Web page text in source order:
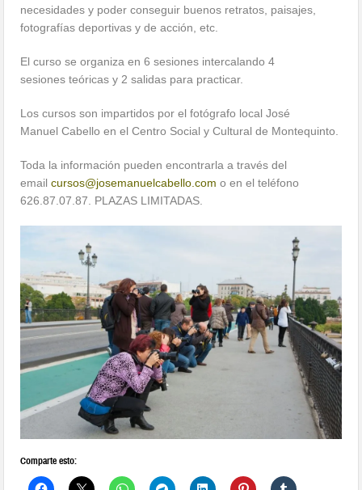
necesidades y poder conseguir buenos retratos, paisajes,
fotografías deportivas y de acción, etc.
El curso se organiza en 6 sesiones intercalando 4
sesiones teóricas y 2 salidas para practicar.
Los cursos son impartidos por el fotógrafo local José
Manuel Cabello en el Centro Social y Cultural de Montequinto.
Toda la información pueden encontrarla a través del
emailcursos@josemanuelcabello.com o en el teléfono
626.87.07.87. PLAZAS LIMITADAS.
Comparte esto: